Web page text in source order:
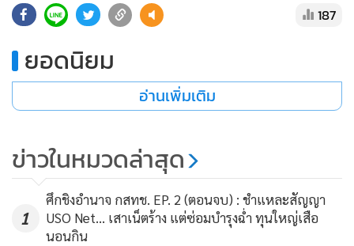
ขายเสร็จ อยากออกรถใหม่ ไม่ว่ารถค่ายไหน รุ่นอะไร ราคาเท่า
ไหร่ JUST จัดไฟแนนซ์ให้หมดทุกบูธในงาน “Bangkok
International Motor Show 2023” กับโปรโมชันออกรถ 0 บาท
ผ่อน 0% นานถึง 6 เดือน แถมฟรี!
187
ยอดนิยม
อ่านเพิ่มเติม
ข่าวในหมวดล่าสุด
1
ศึกชิงอำนาจ กสทช. EP. 2 (ตอนจบ) : ชำแหละสัญญา
USO Net... เสาเน็ตร้าง แต่ซ่อมบำรุงฉ่ำ ทุนใหญ่เสือ
นอนกิน